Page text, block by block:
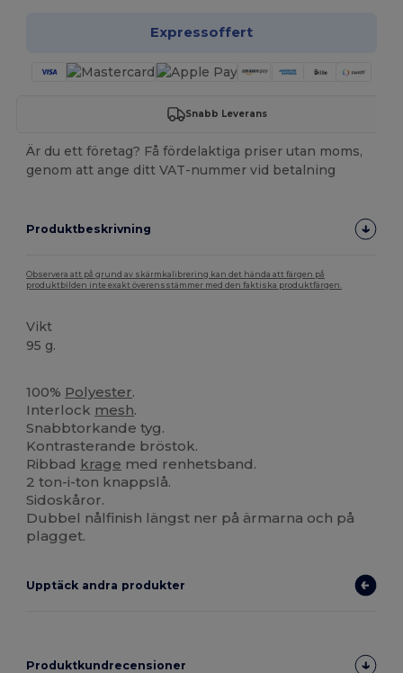
Expressoffert
Snabb Leverans
Är du ett företag? Få fördelaktiga priser utan moms,
genom att ange ditt VAT-nummer vid betalning
Produktbeskrivning
Observera att på grund av skärmkalibrering kan det hända att färgen på
produktbilden inte exakt överensstämmer med den faktiska produktfärgen.
Vikt
95 g.
100% Polyester.
Interlock mesh.
Snabbtorkande tyg.
Kontrasterande bröstok.
Ribbad krage med renhetsband.
2 ton-i-ton knappslå.
Sidoskåror.
Dubbel nålfinish längst ner på ärmarna och på
plagget.
Upptäck andra produkter
Produktkundrecensioner